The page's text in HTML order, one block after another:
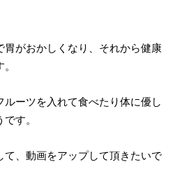
胃がおかしくなり、それから健康
ーツを入れて食べたり体に優し
す。
、動画をアップして頂きたいで